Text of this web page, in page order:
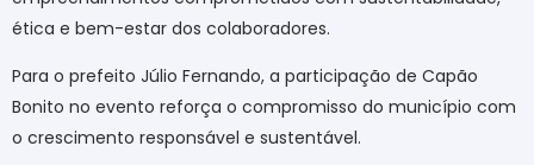
ética e bem-estar dos colaboradores.
Para o prefeito Júlio Fernando, a participação de Capão
Bonito no evento reforça o compromisso do município com
o crescimento responsável e sustentável.